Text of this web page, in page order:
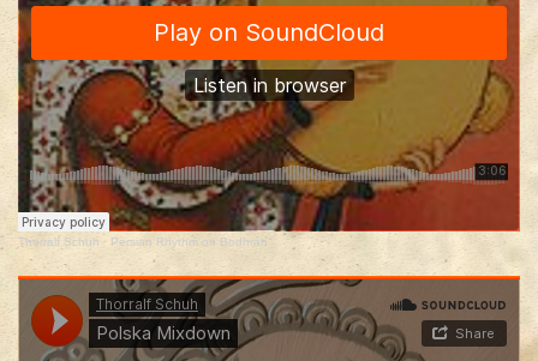
Thorralf Schuh · Persian Rhythm on Bodhrán